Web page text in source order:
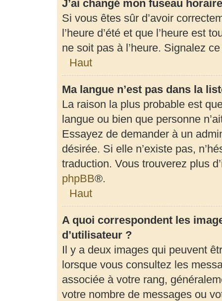
J’ai changé mon fuseau
Si vous êtes sûr d’avoir
l’heure d’été et que l’heure est
ne soit pas à l’heure. Signalez
Haut
Ma langue n’est pas dans la
La raison la plus probable est
langue ou bien que personne
Essayez de demander à un
désirée. Si elle n’existe pas,
traduction. Vous trouverez plus
phpBB®.
Haut
A quoi correspondent les
d’utilisateur ?
Il y a deux images qui peuvent
lorsque vous consultez les
associée à votre rang,
votre nombre de messages ou